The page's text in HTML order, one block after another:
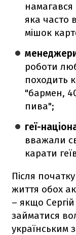
намагався
яка часто
мішок
менеджери
роботи
походить
"бармен,
пива";
геї-
вважали
карати
Після
життя обох
– якщо
займатися
українським